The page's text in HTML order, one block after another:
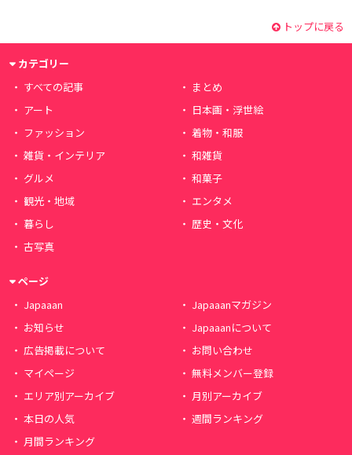
トップに戻る
カテゴリー
すべての記事
まとめ
アート
日本画・浮世絵
ファッション
着物・和服
雑貨・インテリア
和雑貨
グルメ
和菓子
観光・地域
エンタメ
暮らし
歴史・文化
古写真
ページ
Japaaan
Japaaanマガジン
お知らせ
Japaaanについて
広告掲載について
お問い合わせ
マイページ
無料メンバー登録
エリア別アーカイブ
月別アーカイブ
本日の人気
週間ランキング
月間ランキング